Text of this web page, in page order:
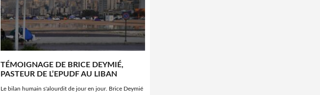
TÉMOIGNAGE DE BRICE DEYMIÉ,
PASTEUR DE L’EPUDF AU LIBAN
Le bilan humain s'alourdit de jour en jour. Brice Deymié